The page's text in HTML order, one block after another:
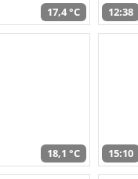
17,4 °C 12:38
18,1 °C 15:10